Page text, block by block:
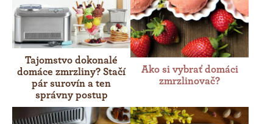
Tajomstvo dokonalé
domáce zmrzliny? Stačí
pár surovín a ten
správny postup
Ako si vybrať domáci
zmrzlinovač?